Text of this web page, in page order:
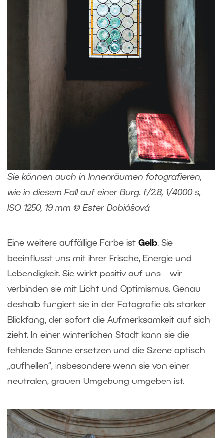
Sie können auch in Innenräumen fotografieren,
wie in diesem Fall auf einer Burg. f/2.8, 1/4000 s,
ISO 1250, 19 mm © Ester Dobiášová
Eine weitere auffällige Farbe ist Gelb. Sie
beeinflusst uns mit ihrer Frische, Energie und
Lebendigkeit. Sie wirkt positiv auf uns – wir
verbinden sie mit Licht und Optimismus. Genau
deshalb fungiert sie in der Fotografie als starker
Blickfang, der sofort die Aufmerksamkeit auf sich
zieht. In einer winterlichen Stadt kann sie die
fehlende Sonne ersetzen und die Szene optisch
„aufhellen“, insbesondere wenn sie von einer
neutralen, grauen Umgebung umgeben ist.